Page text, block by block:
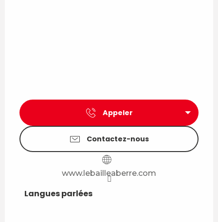
Appeler
Contactez-nous
www.lebailleaberre.com
Langues parlées
Langues parlées